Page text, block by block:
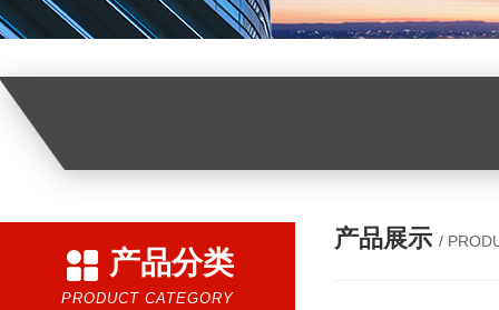
产品分类
PRODUCT CATEGORY
产品展示 /